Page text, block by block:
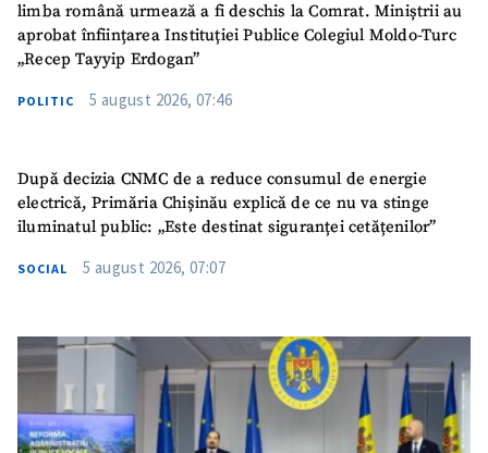
limba română urmează a fi deschis la Comrat. Miniștrii au
aprobat înființarea Instituției Publice Colegiul Moldo-Turc
„Recep Tayyip Erdogan”
POLITIC 5 august 2026, 07:46
După decizia CNMC de a reduce consumul de energie
electrică, Primăria Chișinău explică de ce nu va stinge
iluminatul public: „Este destinat siguranței cetățenilor”
SOCIAL 5 august 2026, 07:07